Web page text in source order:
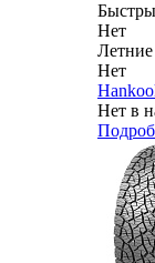
Нет
Летние
Нет
Нет в